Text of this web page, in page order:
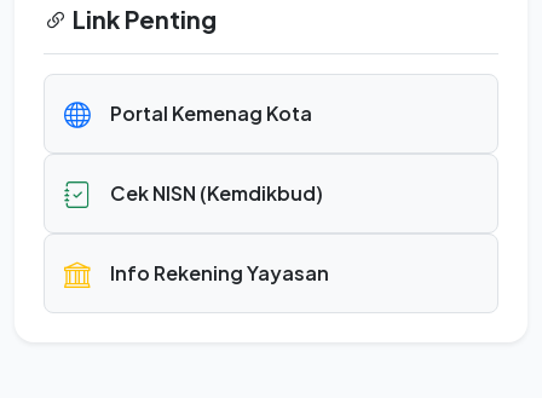
Link Penting
Portal Kemenag Kota
Cek NISN (Kemdikbud)
Info Rekening Yayasan